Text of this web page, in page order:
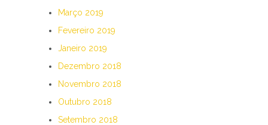
Março 2019
Fevereiro 2019
Janeiro 2019
Dezembro 2018
Novembro 2018
Outubro 2018
Setembro 2018